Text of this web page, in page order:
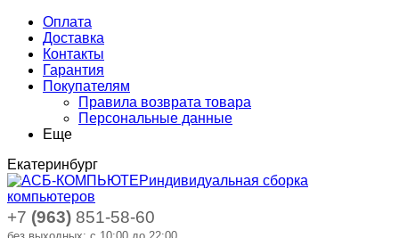
Оплата
Доставка
Контакты
Гарантия
Покупателям
Правила возврата товара
Персональные данные
Еще
Екатеринбург
индивидуальная сборка
компьютеров
+7 (963) 851-58-60